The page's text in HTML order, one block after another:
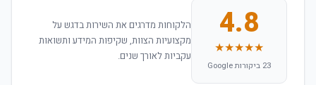
4.8
★★★★★
23 ביקורות Google
הלקוחות מדרגים את השירות בדגש על
מקצועיות הצוות, שקיפות המידע ותשואות
עקביות לאורך שנים.